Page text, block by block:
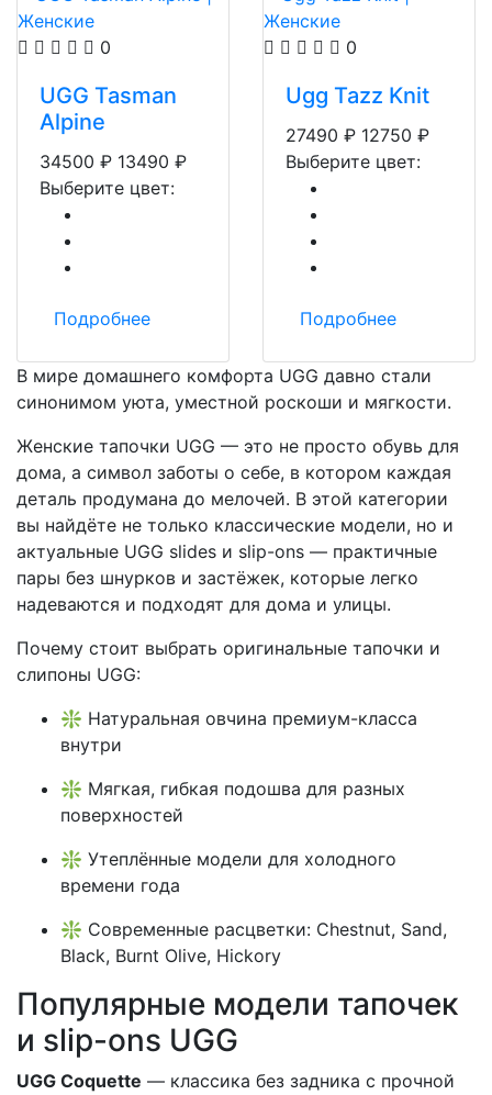
0
UGG Tasman
Alpine
34500 ₽ 13490 ₽
Выберите цвет:
Подробнее
0
Ugg Tazz Knit
27490 ₽ 12750 ₽
Выберите цвет:
Подробнее
В мире домашнего комфорта UGG давно стали
синонимом уюта, уместной роскоши и мягкости.
Женские тапочки UGG — это не просто обувь для
дома, а символ заботы о себе, в котором каждая
деталь продумана до мелочей. В этой категории
вы найдёте не только классические модели, но и
актуальные UGG slides и slip-ons — практичные
пары без шнурков и застёжек, которые легко
надеваются и подходят для дома и улицы.
Почему стоит выбрать оригинальные тапочки и
слипоны UGG:
❇️ Натуральная овчина премиум-класса
внутри
❇️ Мягкая, гибкая подошва для разных
поверхностей
❇️ Утеплённые модели для холодного
времени года
❇️ Современные расцветки: Chestnut, Sand,
Black, Burnt Olive, Hickory
Популярные модели тапочек
и slip-ons UGG
UGG Coquette — классика без задника с прочной